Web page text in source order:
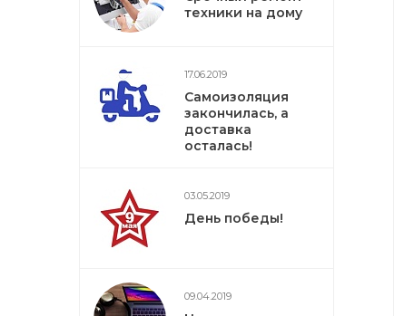
техники на дому
17.06.2019
Самоизоляция
закончилась, а
доставка
осталась!
03.05.2019
День победы!
09.04.2019